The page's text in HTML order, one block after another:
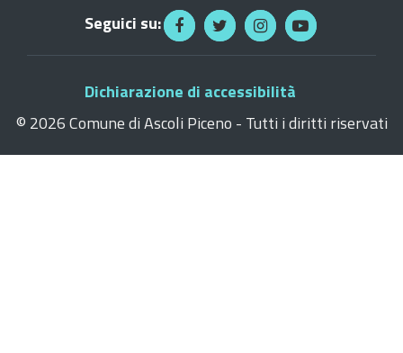
Seguici su:
Dichiarazione di accessibilità
© 2026 Comune di Ascoli Piceno - Tutti i diritti riservati